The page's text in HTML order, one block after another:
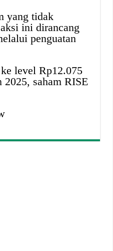
yang tidak
ini dirancang
penguatan
level Rp12.075
2025, saham RISE